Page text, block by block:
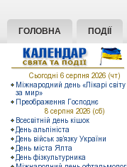
ГОЛОВНА ПОДІЇ